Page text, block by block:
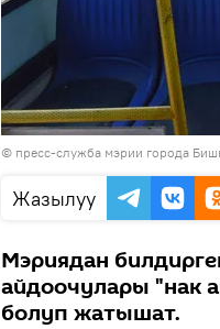
© пресс-служба мэрии города
Жазылуу
Мэриядан
айдоочулары "нак
болуп жатышат.